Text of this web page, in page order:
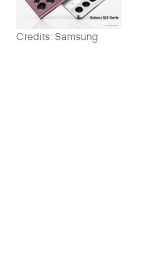
Credits: Samsung